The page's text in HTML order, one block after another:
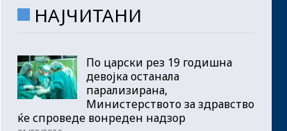
НАЈЧИТАНИ
По царски рез 19 годишна
девојка останала
парализирана,
Министерството за здравство
ќе спроведе вонреден надзор